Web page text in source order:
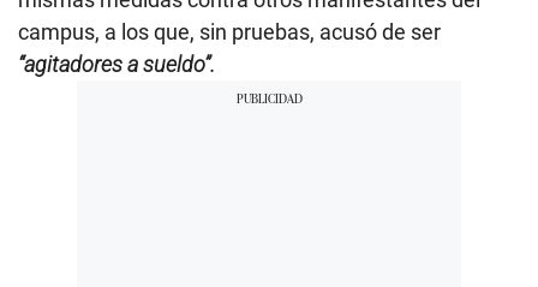
campus, a los que, sin pruebas, acusó de ser
“agitadores a sueldo”.